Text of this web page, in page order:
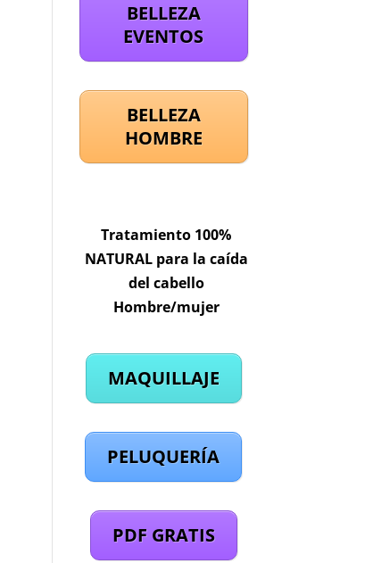
BELLEZA
EVENTOS
BELLEZA
HOMBRE
Tratamiento 100%
NATURAL para la caída
del cabello
Hombre/mujer
MAQUILLAJE
PELUQUERÍA
PDF GRATIS